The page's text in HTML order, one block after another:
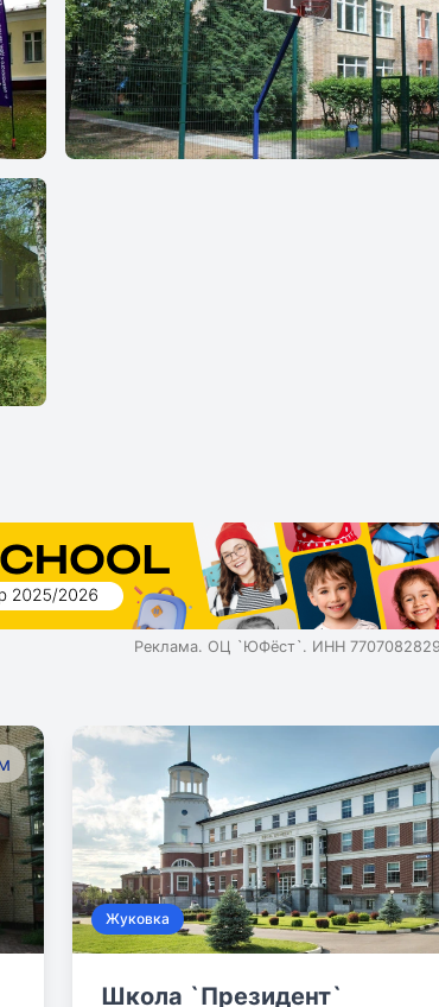
Реклама. ОЦ `ЮФёст`. ИНН 7707082829
Жуковка
Школа `Президент`